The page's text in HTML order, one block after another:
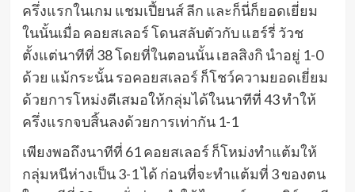
ครึ่งแรกในเกม แชมเปี้ยนส์ ลีก และก็นี่ก็ยอดเยี่ยม
ในนั้นเมื่อ คอยสเลอร์ โดนสลับตัวกับ แฮร์รี่ วัวช
ตั้งแต่นาทีที่ 38 โดยที่ในตอนนั้น เฮลสิงกิ นำอยู่ 1-0
ด้วย แม้กระนั้น รอคอยสเลอร์ ก็โชว์ความยอดเยี่ยม
ด้วยการโหม่งตีเสมอให้กลุ่มได้ในนาทีที่ 43 ทำให้
ครึ่งแรกจบสิ้นลงด้วยการเท่ากัน 1-1
เพียงพอถึงนาทีที่ 61 คอยสเลอร์ ก็โหม่งทำแต้มให้
กลุ่มหนีห่างเป็น 3-1 ได้ ก่อนที่จะทำแต้มที่ 3 ของตน